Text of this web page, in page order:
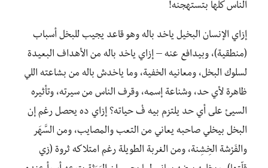
الناس كلها بتستهجنه!
إزاي الإنسان البخيل ياخد باله وهو قاعد يجيب للبخل أسباب
(منطقية)، وبيدافع عنه – إزاي ياخد باله من الأهداف البعيدة
لسلوك البخل، ومعانيه الخفية، وما ياخدش باله من بشاعته اللي
ظاهرة لأي حد، وشناعة إسمه، وقرف الناس من سيرته، وتأثيره
السيئ على أي حد يلتزم بيه فْ حياته؟ إزاي ده يحصل رغم إن
البخل بيخلي صاحبه يعاني من التعب والمصايب، ومن السَّهَر
والفَرْشة الخِشِنة، ومن الغربة الطويلة رغم امتلاكه ثروة (زي